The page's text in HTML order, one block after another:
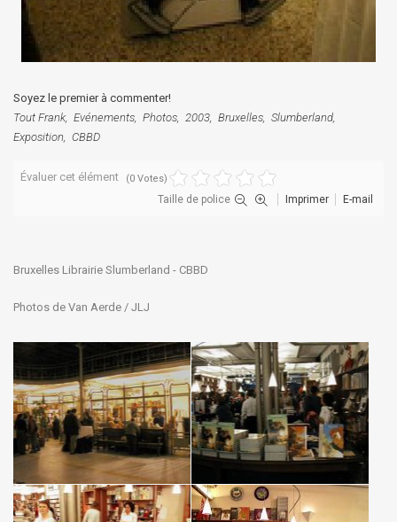
Soyez le premier à commenter!
Tout Frank Evénements Photos 2003 Bruxelles Slumberland
Exposition
CBBD
Évaluer cet élément (0 Votes)
Taille de police Imprimer E-mail
Bruxelles Librairie Slumberland - CBBD
Photos de Van Aerde / JLJ